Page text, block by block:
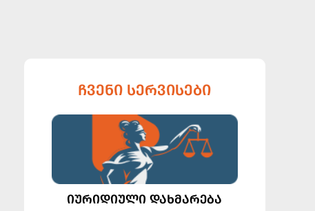
ᲩᲕᲔᲜᲘ ᲡᲔᲠᲕᲘᲡᲔᲑᲘ
ᲘᲣᲠᲘᲓᲘᲣᲚᲘ ᲓᲐᲮᲛᲐᲠᲔᲑᲐ